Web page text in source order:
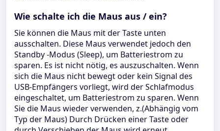
Wie schalte ich die Maus aus / ein?
Sie können die Maus mit der Taste unten
ausschalten. Diese Maus verwendet jedoch den
Standby -Modus (Sleep), um Batteriestrom zu
sparen. Es ist nicht nötig, es auszuschalten. Wenn
sich die Maus nicht bewegt oder kein Signal des
USB-Empfängers vorliegt, wird der Schlafmodus
eingeschaltet, um Batteriestrom zu sparen. Wenn
Sie die Maus wieder verwenden, z.(Abhängig vom
Typ der Maus) Durch Drücken einer Taste oder